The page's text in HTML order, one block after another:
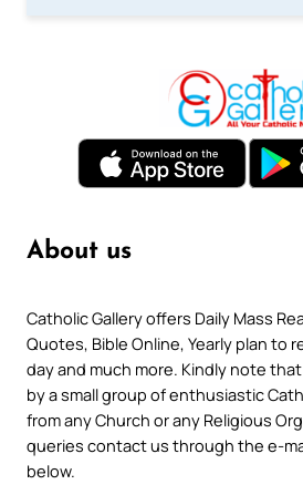
About us
Catholic Gallery offers Daily Mass
Quotes, Bible Online, Yearly plan to
day and much more. Kindly note
by a small group of enthusiastic
from any Church or any Religious
queries contact us through the e-
below.